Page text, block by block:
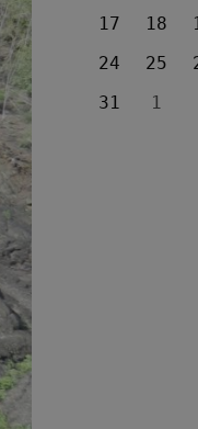
17
18
24
25
31
1